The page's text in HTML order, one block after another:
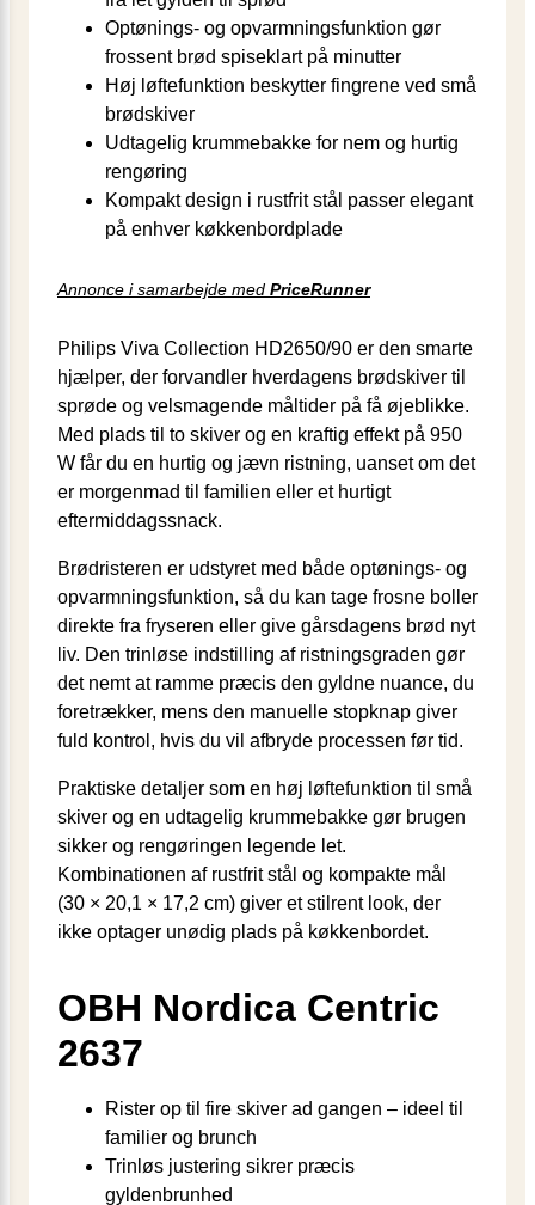
Optønings- og opvarmningsfunktion gør
frossent brød spiseklart på minutter
Høj løftefunktion beskytter fingrene ved små
brødskiver
Udtagelig krummebakke for nem og hurtig
rengøring
Kompakt design i rustfrit stål passer elegant
på enhver køkkenbordplade
Annonce i samarbejde med PriceRunner
Philips Viva Collection HD2650/90 er den smarte
hjælper, der forvandler hverdagens brødskiver til
sprøde og velsmagende måltider på få øjeblikke.
Med plads til to skiver og en kraftig effekt på 950
W får du en hurtig og jævn ristning, uanset om det
er morgenmad til familien eller et hurtigt
eftermiddags­snack.
Brødristeren er udstyret med både optønings- og
opvarmnings­funktion, så du kan tage frosne boller
direkte fra fryseren eller give gårsdagens brød nyt
liv. Den trinløse indstilling af ristnings­graden gør
det nemt at ramme præcis den gyldne nuance, du
foretrækker, mens den manuelle stopknap giver
fuld kontrol, hvis du vil afbryde processen før tid.
Praktiske detaljer som en høj løfte­funktion til små
skiver og en udtagelig krummebakke gør brugen
sikker og rengøringen legende let.
Kombinationen af rustfrit stål og kompakte mål
(30 × 20,1 × 17,2 cm) giver et stilrent look, der
ikke optager unødig plads på køkkenbordet.
OBH Nordica Centric
2637
Rister op til fire skiver ad gangen – ideel til
familier og brunch
Trinløs justering sikrer præcis
gyldenbrunhed